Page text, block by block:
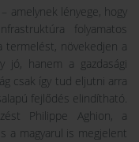
amelynek lényege, hogy
folyamatos
termelést, növekedjen a
jó, hanem a gazdasági
csak így tud eljutni arra
fejlődés elindítható.
Philippe Aghion, a
a magyarul is megjelent